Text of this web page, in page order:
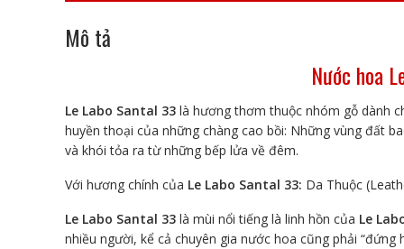
Mô tả
Nước hoa
Le Labo Santal 33 là hương thơm thuộc nhóm gỗ dành
huyền thoại của những chàng cao bồi: Những vùng đất
và khói tỏa ra từ những bếp lửa về đêm.
Với hương chính của Le Labo Santal 33: Da Thuộc
Le Labo Santal 33 là mùi nổi tiếng là linh hồn của Le
nhiều người, kể cả chuyên gia nước hoa cũng phải “đứng